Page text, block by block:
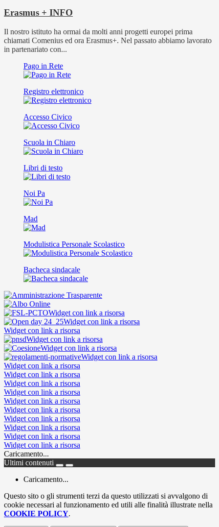
Erasmus + INFO
Il nostro istituto ha ormai da molti anni progetti europei prima
chiamati Comenius ed ora Erasmus+. Nel passato abbiamo lavorato
in partenariato con...
Pago in Rete
Registro elettronico
Accesso Civico
Scuola in Chiaro
Libri di testo
Noi Pa
Mad
Modulistica Personale Scolastico
Bacheca sindacale
Widget con link a risorsa
Widget con link a risorsa
Widget con link a risorsa
Widget con link a risorsa
Widget con link a risorsa
Widget con link a risorsa
Widget con link a risorsa
Widget con link a risorsa
Widget con link a risorsa
Widget con link a risorsa
Widget con link a risorsa
Widget con link a risorsa
Widget con link a risorsa
Widget con link a risorsa
Widget con link a risorsa
Widget con link a risorsa
Caricamento...
Ultimi contenuti
Caricamento...
Questo sito o gli strumenti terzi da questo utilizzati si avvalgono di
cookie necessari al funzionamento ed utili alle finalità illustrate nella
COOKIE POLICY.